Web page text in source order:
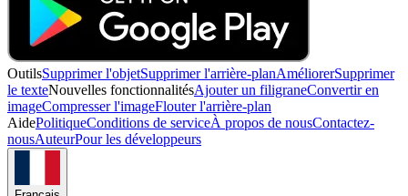
OutilsSupprimer l'objetSupprimer l'arrière-planAméliorerSupprimer
le texteNouvelles fonctionnalitésAjouter un filigraneConvertir en
imageCompresser l'imageFlouter l'arrière-plan
AidePolitiqueConditions de serviceÀ propos de nousContactez-
nousAuteurPour les développeurs